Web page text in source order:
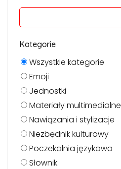
Kategorie
Wszystkie kategorie
Emoji
Jednostki
Materiały multimedialne
Nawiązania i stylizacje
Niezbędnik kulturowy
Poczekalnia językowa
Słownik